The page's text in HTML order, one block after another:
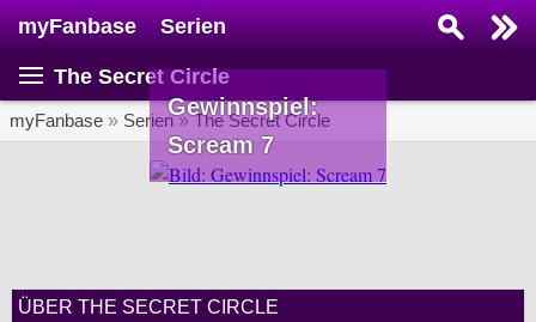
myFanbase Serien
The Secret Circle
myFanbase » Serien»The Secret Circle
Gewinnspiel:
Scream 7
ÜBER THE SECRET CIRCLE
SERIEN
Serien
Veranstaltungen